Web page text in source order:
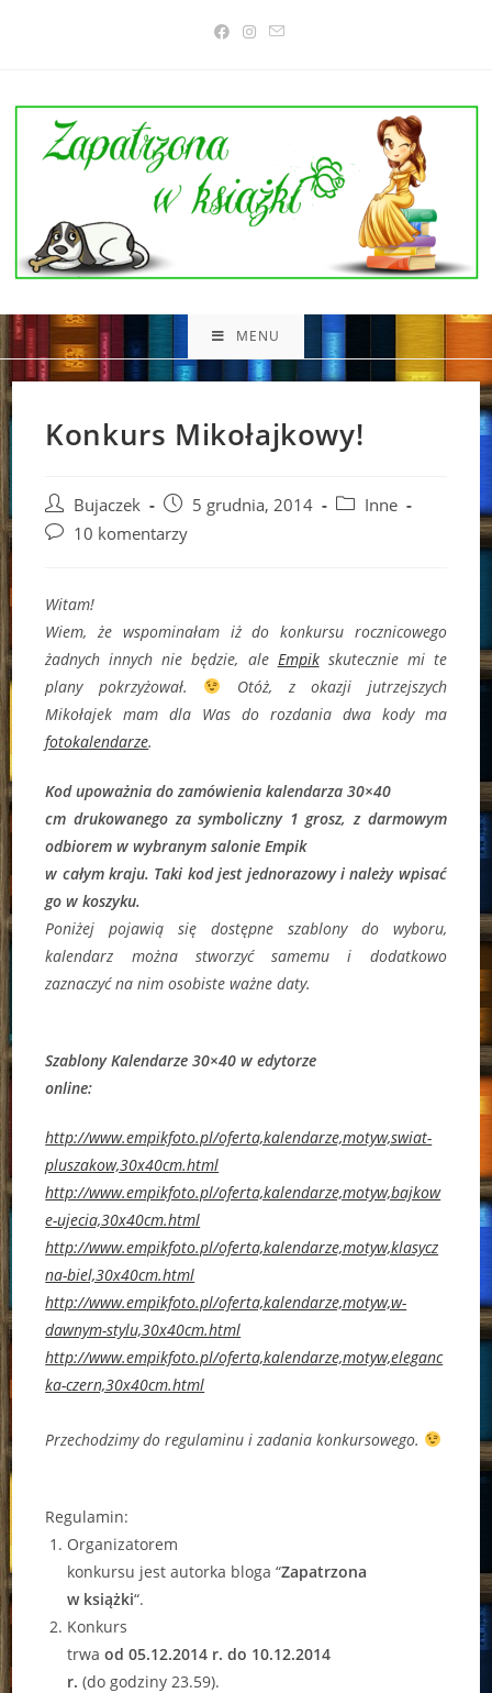
MENU
Konkurs Mikołajkowy!
Post
author:
Bujaczek
Post
published:
5 grudnia, 2014
PostInne
Post10 komentarzy
Witam!
Wiem, że wspominałam iż do konkursu rocznicowego
żadnych innych nie będzie, ale Empikskutecznie mi te
plany pokrzyżował.
Otóż, z okazji jutrzejszych
Mikołajek mam dla Was do rozdania dwa kody ma
fotokalendarze.
Kod upoważnia do zamówienia kalendarza 30×40
cm drukowanego za symboliczny 1 grosz, z darmowym
odbiorem w wybranym salonie Empik
w całym kraju. Taki kod jest jednorazowy i należy wpisać
go w koszyku.
Poniżej pojawią się dostępne szablony do wyboru,
kalendarz można stworzyć samemu i dodatkowo
zaznaczyć na nim osobiste ważne daty.
Szablony Kalendarze 30×40 w edytorze
online:
http://www.empikfoto.pl/oferta,kalendarze,motyw,swiat-
pluszakow,30x40cm.html
http://www.empikfoto.pl/oferta,kalendarze,motyw,bajkow
e-ujecia,30x40cm.html
http://www.empikfoto.pl/oferta,kalendarze,motyw,klasycz
na-biel,30x40cm.html
http://www.empikfoto.pl/oferta,kalendarze,motyw,w-
dawnym-stylu,30x40cm.html
http://www.empikfoto.pl/oferta,kalendarze,motyw,eleganc
ka-czern,30x40cm.html
Przechodzimy do regulaminu i zadania konkursowego.
Regulamin:
Organizatorem
konkursu jest autorka bloga “Zapatrzona
w książki“.
Konkurs
trwaod 05.12.2014 r. do 10.12.2014
r. (do godziny 23.59).